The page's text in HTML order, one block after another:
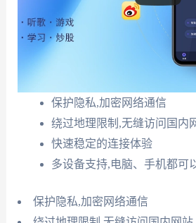
保护隐私,加密网络通信
绕过地理限制,无缝访问国内
快速稳定的连接体验
多设备支持,电脑、手机都可
保护隐私,加密网络通信